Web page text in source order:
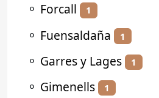
⚬ Forcall 1
⚬ Fuensaldaña 1
⚬ Garres y Lages 1
⚬ Gimenells 1